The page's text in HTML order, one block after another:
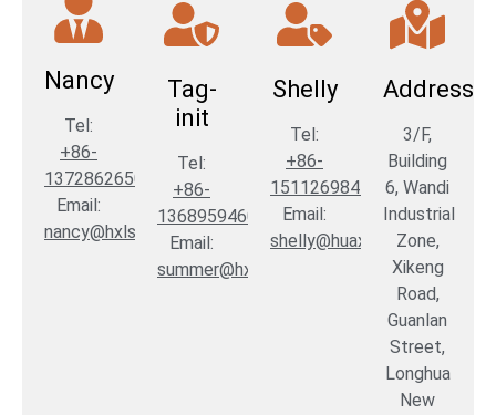
Nancy
Tel:
+86-
13728626507
Email:
nancy@hxlsz.com
Tag-
init
Tel:
+86-
13689594603
Email:
summer@hxlgd.com
Shelly
Tel:
+86-
15112698454
Email:
shelly@huaxianglian.com
Address
3/F,
Building
6, Wandi
Industrial
Zone,
Xikeng
Road,
Guanlan
Street,
Longhua
New